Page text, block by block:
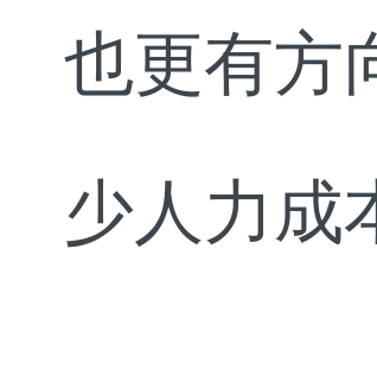
也更有方
少人力成